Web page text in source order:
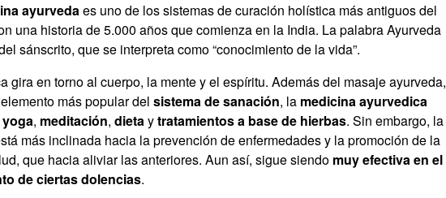
ayurvedaes uno de los sistemas de curación holística más antiguos del
una historia de 5.000 años que comienza en la India. La palabra Ayurveda
sánscrito, que se interpreta como “conocimiento de la vida”.
gira en torno al cuerpo, la mente y el espíritu. Además del masaje ayurveda,
más popular delsistema de sanación, la medicina ayurvedica
yoga, meditación,dietaytratamientos a base de hierbas. Sin embargo, la
más inclinada hacia la prevención de enfermedades y la promoción de la
que hacia aliviar las anteriores. Aun así, sigue siendo muy efectiva en el
de ciertas dolencias.